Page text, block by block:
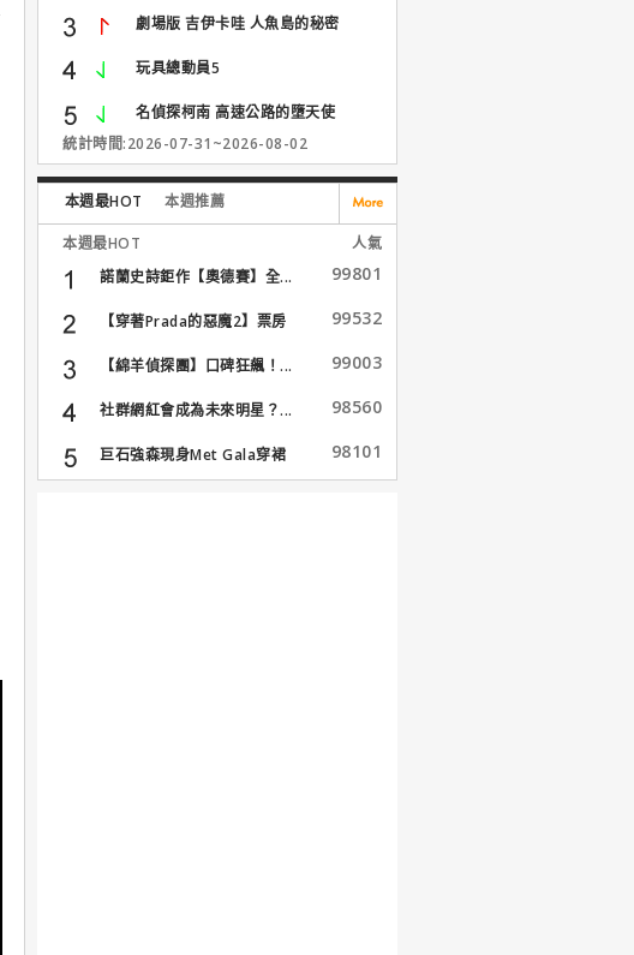
劇場版 吉伊卡哇 人魚島的秘密
玩具總動員5
名偵探柯南 高速公路的墮天使
統計時間:2026-07-31~2026-08-02
本週最HOT 本週推薦
本週最HOT
人氣
諾蘭史詩鉅作【奧德賽】全...
99801
【穿著Prada的惡魔2】票房
99532
【綿羊偵探團】口碑狂飆！... 99003
社群網紅會成為未來明星？... 98560
巨石強森現身Met Gala穿裙
子...
98101